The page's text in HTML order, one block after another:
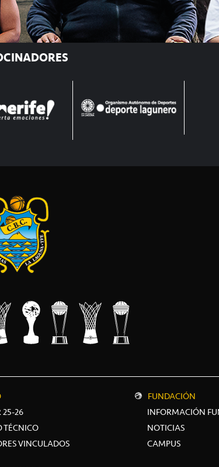
25-26
TÉCNICO
VINCULADOS
FUNDACIÓN
INFORMACIÓN
NOTICIAS
CAMPUS